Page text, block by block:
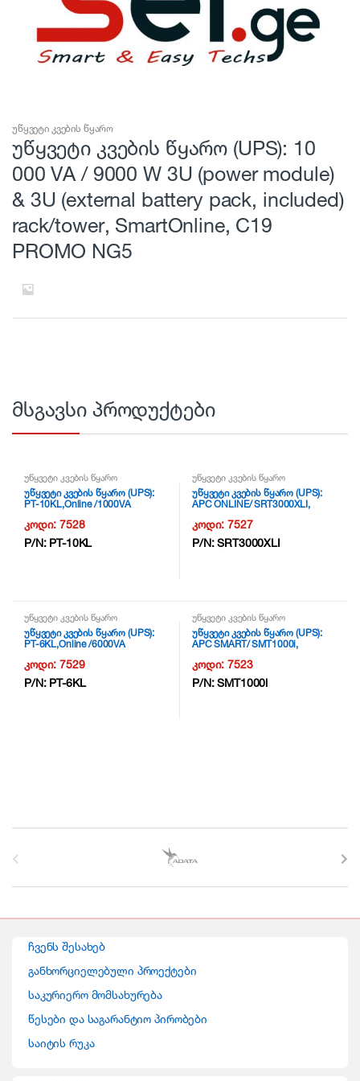
უწყვეტი კვების წყარო
უწყვეტი კვების წყარო (UPS): 10
000 VA / 9000 W 3U (power module)
& 3U (external battery pack, included)
rack/tower, SmartOnline, C19
PROMO NG5
მსგავსი პროდუქტები
უწყვეტი კვების წყარო
უწყვეტი კვების წყარო (UPS):
PT-10KL,Online /1000VA
კოდი:7528
P/N: PT-10KL
უწყვეტი კვების წყარო
უწყვეტი კვების წყარო (UPS):
APC ONLINE/ SRT3000XLI,
კოდი:7527
P/N:SRT3000XLI
უწყვეტი კვების წყარო
უწყვეტი კვების წყარო (UPS):
PT-6KL,Online /6000VA
კოდი:7529
P/N: PT-6KL
უწყვეტი კვების წყარო
უწყვეტი კვების წყარო (UPS):
APC SMART/ SMT1000i,
Line-Interactive NG2
კოდი:7523
P/N:SMT1000i
ჩვენს შესახებ
განხორციელებული პროექტები
საკურიერო მომსახურება
წესები და საგარანტიო პირობები
საიტის რუკა